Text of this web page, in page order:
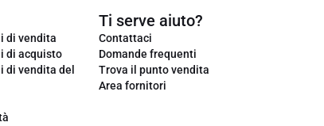
di vendita
di acquisto
di vendita del
Ti serve aiuto?
Contattaci
Domande frequenti
Trova il punto vendita
Area fornitori